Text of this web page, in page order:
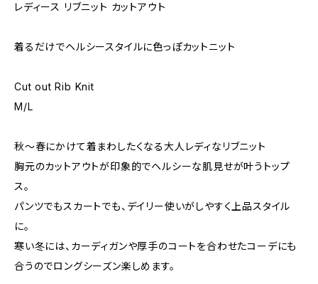
レディース リブニット カットアウト
着るだけでヘルシースタイルに色っぽカットニット
Cut out Rib Knit
M/L
秋〜春にかけて着まわしたくなる大人レディなリブニット
胸元のカットアウトが印象的でヘルシーな肌見せが叶うトップ
ス。
パンツでもスカートでも、デイリー使いがしやすく上品スタイル
に。
寒い冬には、カーディガンや厚手のコートを合わせたコーデにも
合うのでロングシーズン楽しめます。